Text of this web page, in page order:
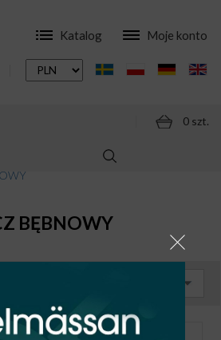
Katalog Moje konto
0 szt.
PRZEDŁUŻACZE
BĘBNOWY